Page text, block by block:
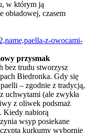
w którym ją
obiadowej, czasem
z-owocami-
przysmak
bez trudu stworzysz
Biedronka. Gdy się
– zgodnie z tradycją,
uchwytami (ale zwykła
z oliwek podsmaż
Kiedy nabiorą
wsyp posiekane
kurkumy wybornie